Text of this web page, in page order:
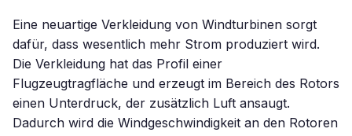
Eine neuartige Verkleidung von Windturbinen sorgt
dafür, dass wesentlich mehr Strom produziert wird.
Die Verkleidung hat das Profil einer
Flugzeugtragfläche und erzeugt im Bereich des Rotors
einen Unterdruck, der zusätzlich Luft ansaugt.
Dadurch wird die Windgeschwindigkeit an den Rotoren